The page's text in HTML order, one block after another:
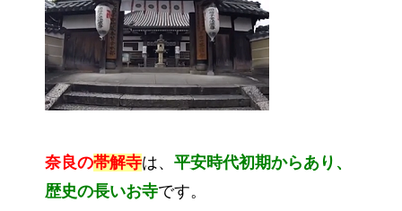
奈良の帯解寺は、 平安時代初期からあり、
歴史の長いお寺です。